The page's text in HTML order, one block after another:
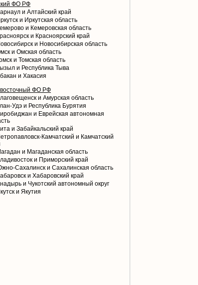
ФО РФ
и Алтайский край
и Иркутская область
и Кемеровская область
и Красноярский край
и Новосибирская область
и Омская область
и Томская область
и Республика Тыва
и Хакасия
ФО РФ
и Амурская область
Удэ и Республика Бурятия
и Еврейская автономная
и Забайкальский край
Камчатский и Камчатский
и Магаданская область
и Приморский край
Сахалинск и Сахалинская область
и Хабаровский край
и Чукотский автономный округ
и Якутия